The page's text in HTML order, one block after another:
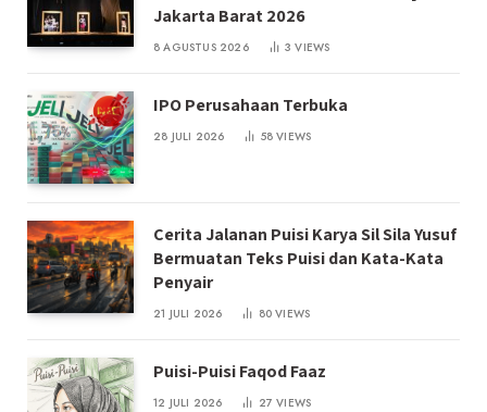
Jakarta Barat 2026
8 AGUSTUS 2026 3VIEWS
IPO Perusahaan Terbuka
28 JULI 2026 58VIEWS
Cerita Jalanan Puisi Karya Sil Sila Yusuf
Bermuatan Teks Puisi dan Kata-Kata
Penyair
21 JULI 2026 80VIEWS
Puisi-Puisi Faqod Faaz
12 JULI 2026 27VIEWS